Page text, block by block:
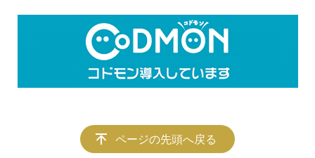
ページの先頭へ戻る